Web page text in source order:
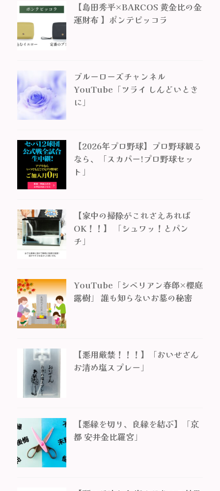
【島田秀平×BARCOS 黄金比の金
運財布 】ポンテピッコラ
ブルーローズチャンネル
YouTube「ツライ しんどいとき
に」
【2026年プロ野球】プロ野球観る
なら、「スカパー!プロ野球セッ
ト」
【家中の掃除がこれさえあれば
OK！！】 「シュワッ！とパン
チ」
YouTube「シベリアン春郎×櫻庭
露樹」 誰も知らないお墓の秘密
【悪用厳禁！！！】「おいせさん
お清め塩スプレー」
【悪縁を切り、良縁を結ぶ】「京
都 安井金比羅宮」